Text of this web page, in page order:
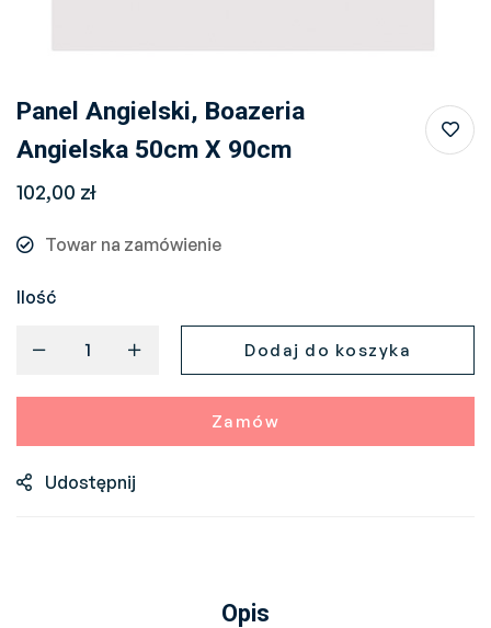
Panel Angielski, Boazeria
Angielska 50cm X 90cm
102,00 zł
Towar na zamówienie
Ilość
Dodaj do koszyka
Zamów
Udostępnij
Opis